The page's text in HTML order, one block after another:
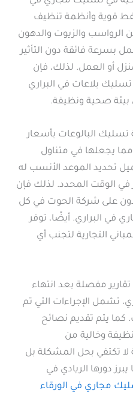
قوية وأنظمة تنظيف
الرواسب والزيوت والدهون
بسرعة فائقة دون التأثير
أو العمل. لذلك، فإن
بلاعات في البراري
صحية ونظيفة.
البالوعات بأسعار
يجعلها في متناول
تحديد الموعد الأنسب له
في الوقت المحدد. لذلك فإن
على شركة الحوت في كل
في البراري. أيضًا، توفر
التجارية لتجنب أي
مفصلة بعد انتهاء
تشمل الإجراءات التي تم
كما يتم تقديم نصائح
وخالية من
لا تكتفي بحل المشكلة بل
دورها الريادي في
مجاري في الورقاء